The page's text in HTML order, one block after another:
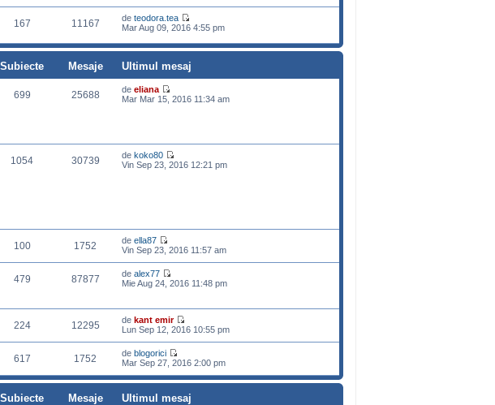
167 11167 de teodora.tea
Mar Aug 09, 2016 4:55 pm
Subiecte Mesaje
Ultimul mesaj
699 25688 de eliana
Mar Mar 15, 2016 11:34 am
1054 30739 de koko80
Vin Sep 23, 2016 12:21 pm
100 1752 de ella87
Vin Sep 23, 2016 11:57 am
479 87877 de alex77
Mie Aug 24, 2016 11:48 pm
224 12295 de kant emir
Lun Sep 12, 2016 10:55 pm
617 1752 de blogorici
Mar Sep 27, 2016 2:00 pm
Subiecte Mesaje
Ultimul mesaj